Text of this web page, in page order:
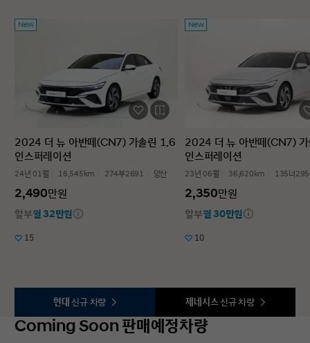
New
2024 더 뉴 아반떼(CN7) 가솔린 1.6
인스퍼레이션
24년 01월 16,545km 274부2691 양산
2,490만원
할부월 32만원
15
New
2024 더 뉴 아반떼(CN7)
인스퍼레이션
23년 06월 36,620km 135너
2,350만원
할부월 30만원
10
현대 신규 차량 제네시스 신규 차량
Coming Soon 판매예정차량